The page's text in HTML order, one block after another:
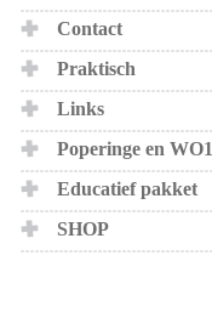
Contact
Praktisch
Links
Poperinge en WO1
Educatief pakket
SHOP